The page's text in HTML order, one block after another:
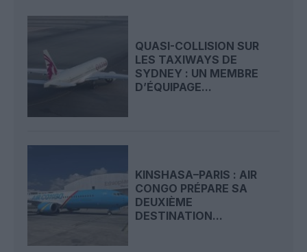
QUASI-COLLISION SUR
LES TAXIWAYS DE
SYDNEY : UN MEMBRE
D’ÉQUIPAGE...
KINSHASA–PARIS : AIR
CONGO PRÉPARE SA
DEUXIÈME
DESTINATION...